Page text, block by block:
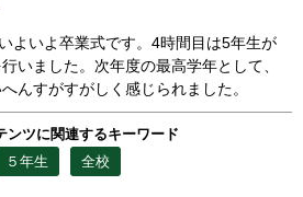
よいよ卒業式です。4時間目は5年生が
いました。次年度の最高学年として、
んすがすがしく感じられました。
ンツに関連するキーワード
５年生
全校